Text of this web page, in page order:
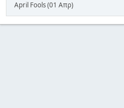
April Fools (01 Απρ)